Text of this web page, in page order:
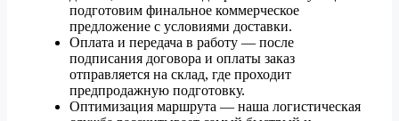
подготовим финальное коммерческое
предложение с условиями доставки.
Оплата и передача в работу — после
подписания договора и оплаты заказ
отправляется на склад, где проходит
предпродажную подготовку.
Оптимизация маршрута — наша логистическая